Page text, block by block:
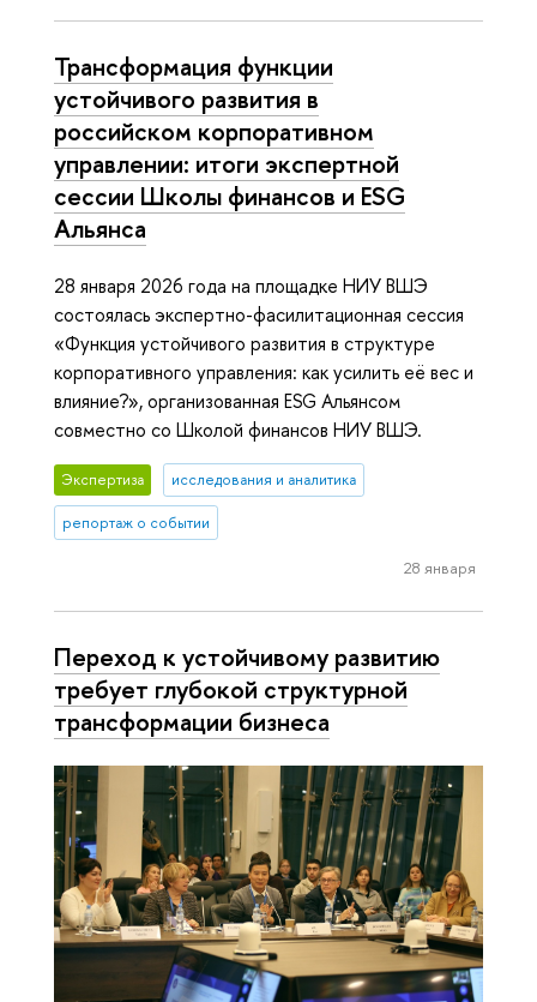
Трансформация функции
устойчивого развития в
российском корпоративном
управлении: итоги экспертной
сессии Школы финансов и ESG
Альянса
28 января 2026 года на площадке НИУ ВШЭ
состоялась экспертно-фасилитационная сессия
«Функция устойчивого развития в структуре
корпоративного управления: как усилить её вес и
влияние?», организованная ESG Альянсом
совместно со Школой финансов НИУ ВШЭ.
Экспертиза исследования и аналитика
репортаж о событии
28 января
Переход к устойчивому развитию
требует глубокой структурной
трансформации бизнеса